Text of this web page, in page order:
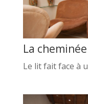
La cheminée
Le lit fait face à